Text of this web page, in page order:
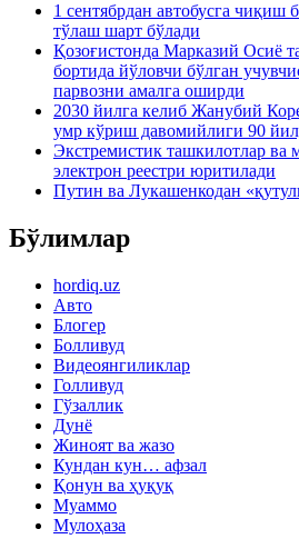
1 сентябрдан автобусга чиқиш
тўлаш шарт бўлади
Қозоғистонда Марказий Осиё
бортида йўловчи бўлган
парвозни амалга оширди
2030 йилга келиб Жанубий
умр кўриш давомийлиги 90
Экстремистик ташкилотлар ва
электрон реестри юритилади
Путин ва Лукашенкодан
Бўлимлар
hordiq.uz
Авто
Блогер
Болливуд
Видеоянгиликлар
Голливуд
Гўзаллик
Дунё
Жиноят ва жазо
Кундан кун… афзал
Қонун ва ҳуқуқ
Муаммо
Мулоҳаза